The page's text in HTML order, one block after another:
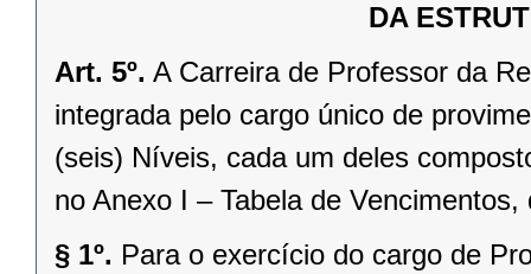
DA
Art. 5º. A Carreira de Professor da
integrada pelo cargo único de
(seis) Níveis, cada um deles
no Anexo I – Tabela de
§ 1º. Para o exercício do cargo de